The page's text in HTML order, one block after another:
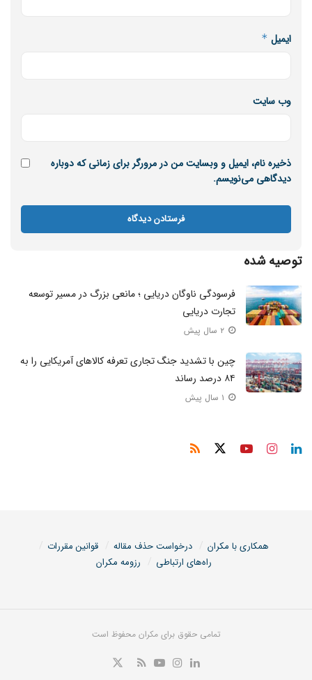
ایمیل *
وب‌ سایت
ذخیره نام، ایمیل و وبسایت من در مرورگر برای زمانی که دوباره
دیدگاهی می‌نویسم.
توصیه شده
فرسودگی ناوگان دریایی ؛ مانعی بزرگ در مسیر توسعه
تجارت دریایی
چین با تشدید جنگ تجاری تعرفه کالا‌های آمریکایی را به
۸۴ درصد رساند
همکاری با مکران درخواست حذف مقاله
قوانین مقررات
راه‌های ارتباطی
رزومه مکران
تمامی حقوق برای مکران محفوظ است